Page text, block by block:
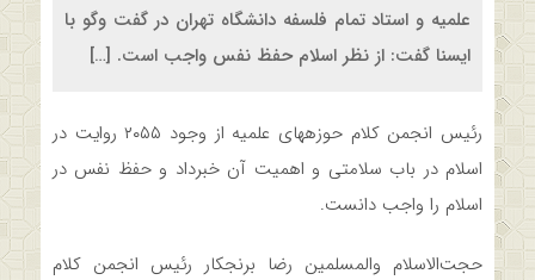
علمیه و استاد تمام فلسفه دانشگاه تهران در گفت وگو با
ایسنا گفت: از نظر اسلام حفظ نفس واجب است. […]
رئیس انجمن کلام حوزه‎های علمیه از وجود ۲۰۵۵ روایت در
اسلام در باب سلامتی و اهمیت آن خبرداد و حفظ نفس در
اسلام را واجب دانست.
حجت‌الاسلام والمسلمین رضا برنجکار رئیس انجمن کلام